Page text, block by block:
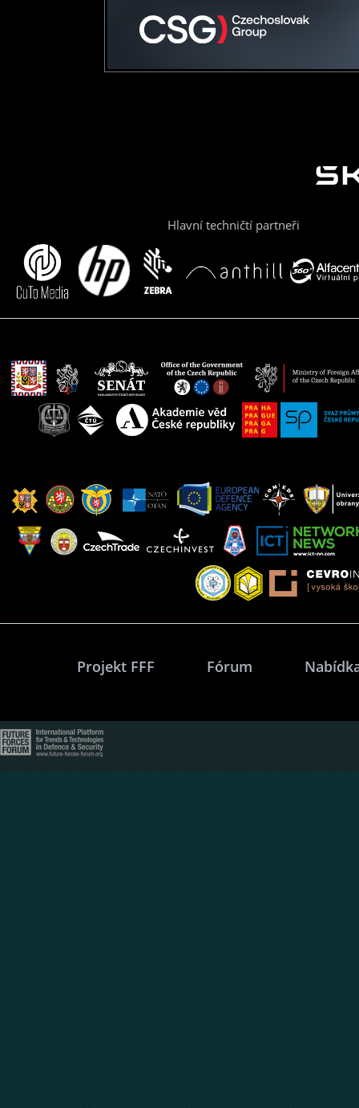
Hlavní techničtí partneři
Projekt FFF Fórum